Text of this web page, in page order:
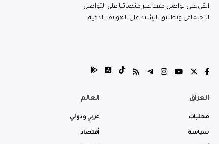
ابقى على تواصل معنا عبر منصاتنا على التواصل
الاجتماعي وتطبيق الرشيد على الهواتف الذكية.
العراق
محليات
سياسة
العالم
عربي ودولي
أقتصاد